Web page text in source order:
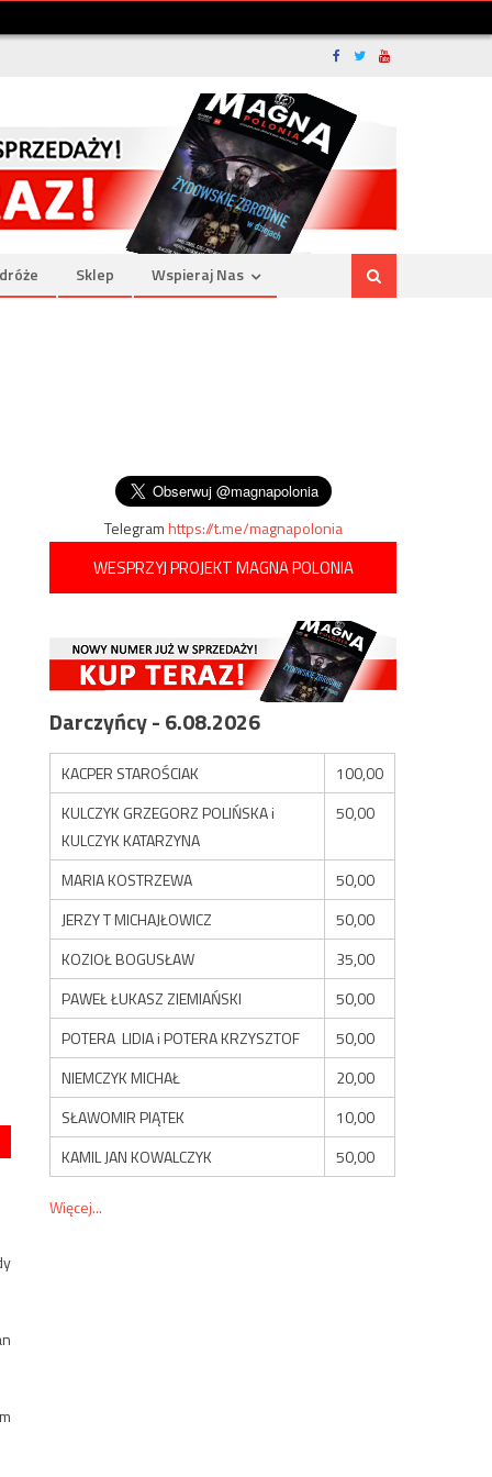
Sklep Wspieraj Nas
Telegramhttps://t.me/magnapolonia
WESPRZYJ PROJEKT MAGNA POLONIA
Darczyńcy - 6.08.2026
KACPER STAROŚCIAK
100,00
KULCZYK GRZEGORZ POLIŃSKA i
KULCZYK KATARZYNA
50,00
MARIA KOSTRZEWA
50,00
JERZY T MICHAJŁOWICZ
50,00
KOZIOŁ BOGUSŁAW
35,00
PAWEŁ ŁUKASZ ZIEMIAŃSKI
50,00
POTERA LIDIA i POTERA KRZYSZTOF
50,00
NIEMCZYK MICHAŁ
20,00
SŁAWOMIR PIĄTEK
10,00
KAMIL JAN KOWALCZYK
50,00
Więcej...